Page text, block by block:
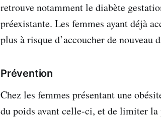
retrouve notamment le diabète
préexistante. Les femmes ayant déjà
plus à risque d’accoucher de nouveau
Prévention
Chez les femmes présentant une
du poids avant celle-ci, et de limiter